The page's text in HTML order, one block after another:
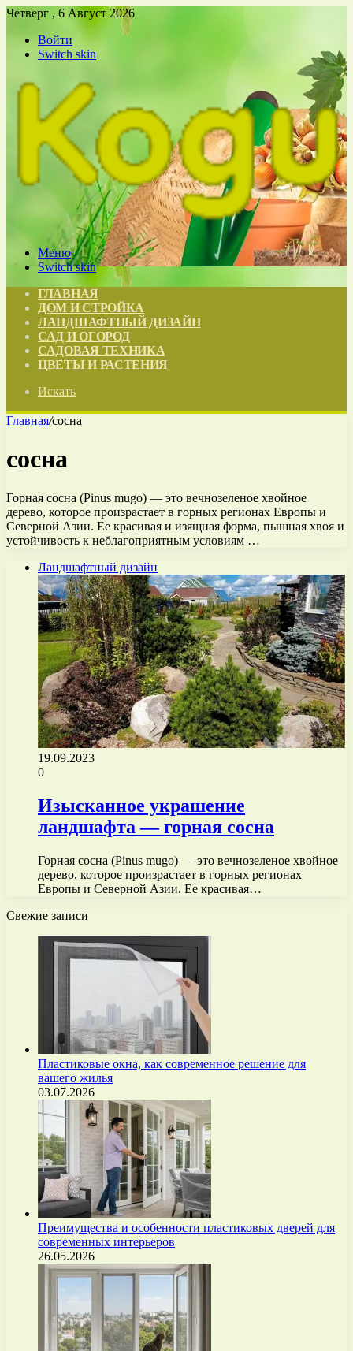
Четверг , 6 Август 2026
Войти
Switch skin
Меню
Switch skin
ГЛАВНАЯ
ДОМ И СТРОЙКА
ЛАНДШАФТНЫЙ ДИЗАЙН
САД И ОГОРОД
САДОВАЯ ТЕХНИКА
ЦВЕТЫ И РАСТЕНИЯ
Искать
Главная/сосна
сосна
Горная сосна (Pinus mugo) — это вечнозеленое хвойное
дерево, которое произрастает в горных регионах Европы и
Северной Азии. Ее красивая и изящная форма, пышная хвоя и
устойчивость к неблагоприятным условиям …
Ландшафтный дизайн
19.09.2023
0
Изысканное украшение
ландшафта — горная сосна
Горная сосна (Pinus mugo) — это вечнозеленое хвойное
дерево, которое произрастает в горных регионах
Европы и Северной Азии. Ее красивая…
Свежие записи
Пластиковые окна, как современное решение для
вашего жилья
03.07.2026
Преимущества и особенности пластиковых дверей для
современных интерьеров
26.05.2026